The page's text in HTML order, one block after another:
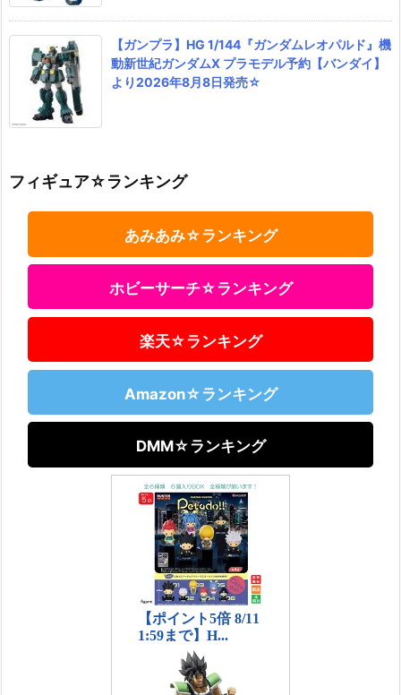
【ガンプラ】HG 1/144『ガンダムレオパルド』機
動新世紀ガンダムX プラモデル予約【バンダイ】
より2026年8月8日発売☆
フィギュア☆ランキング
あみあみ☆ランキング
ホビーサーチ☆ランキング
楽天☆ランキング
Amazon☆ランキング
DMM☆ランキング